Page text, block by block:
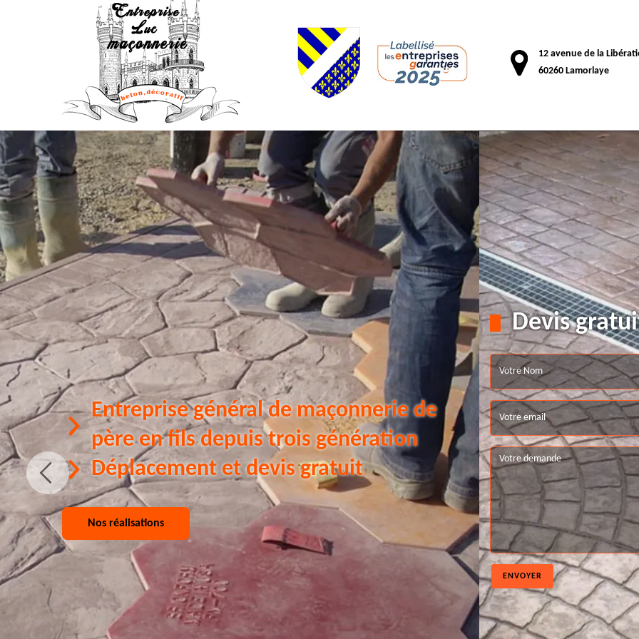
12 avenue de la
60260 Lamorlaye
Entreprise général de maçonnerie de
père en fils depuis trois génération
Déplacement et devis gratuit
Nos réalisations
Devis